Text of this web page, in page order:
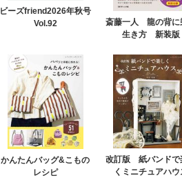
ビーズfriend2026年秋号
Vol.92
斎藤一人 龍の背に
生き方 新装版
かんたんバッグ&こもの
レシピ
改訂版 紙バンドで
くミニチュアハウ